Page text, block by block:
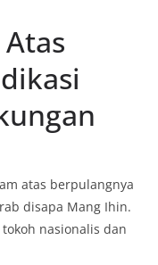
atas berpulangnya
disapa Mang Ihin.
nasionalis dan